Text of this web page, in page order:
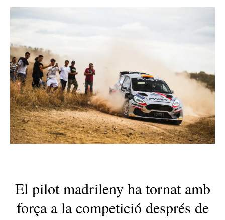
El pilot madrileny ha tornat amb
força a la competició després de